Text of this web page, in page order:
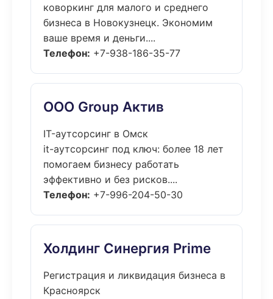
коворкинг для малого и среднего
бизнеса в Новокузнецк. Экономим
ваше время и деньги....
Телефон: +7-938-186-35-77
ООО Group Актив
IT-аутсорсинг в Омск
it-аутсорсинг под ключ: более 18 лет
помогаем бизнесу работать
эффективно и без рисков....
Телефон: +7-996-204-50-30
Холдинг Синергия Prime
Регистрация и ликвидация бизнеса в
Красноярск